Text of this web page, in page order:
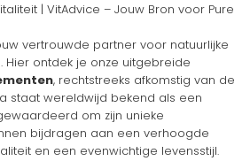
| VitAdvice – Jouw Bron voor Pure
vertrouwde partner voor natuurlijke
Hier ontdek je onze uitgebreide
, rechtstreeks afkomstig van de
staat wereldwijd bekend als een
om zijn unieke
bijdragen aan een verhoogde
en een evenwichtige levensstijl.